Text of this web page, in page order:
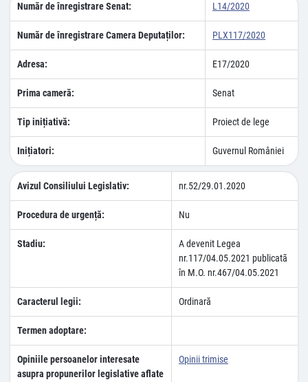
Număr de înregistrare Senat:
L14/2020
Număr de înregistrare Camera Deputaților: PLX117/2020
Adresa: E17/2020
Prima cameră: Senat
Tip inițiativă: Proiect de lege
Inițiatori: Guvernul României
Avizul Consiliului Legislativ: nr.52/29.01.2020
Procedura de urgență: Nu
Stadiu:
A devenit Legea
nr.117/04.05.2021 publicatã
în M.O. nr.467/04.05.2021
Caracterul legii: Ordinară
Termen adoptare:
Opiniile persoanelor interesate
asupra propunerilor legislative aflate
Opinii trimise